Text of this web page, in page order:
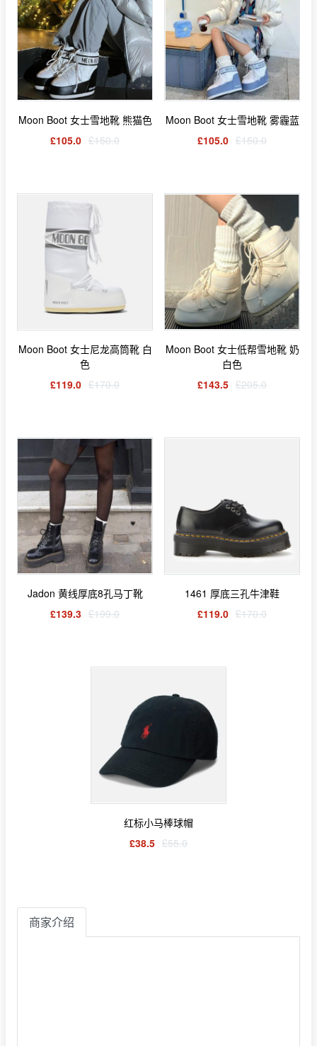
Moon Boot 女士雪地靴 熊猫色
£105.0 £150.0
Moon Boot 女士雪地靴 雾霾蓝
£105.0 £150.0
Moon Boot 女士尼龙高筒靴 白
色
£119.0 £170.0
Moon Boot 女士低帮雪地靴 奶
白色
£143.5 £205.0
Jadon 黄线厚底8孔马丁靴
£139.3 £199.0
1461 厚底三孔牛津鞋
£119.0 £170.0
红标小马棒球帽
£38.5 £55.0
商家介绍